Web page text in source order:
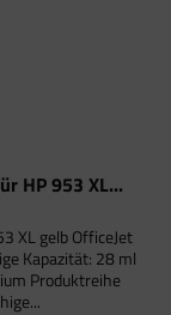
HP 953 XL...
XL gelb OfficeJet
Kapazität: 28 ml
Produktreihe